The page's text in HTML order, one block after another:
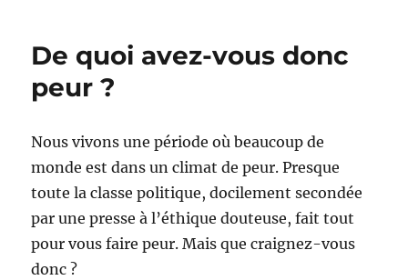
De quoi avez-vous donc
peur ?
Nous vivons une période où beaucoup de
monde est dans un climat de peur. Presque
toute la classe politique, docilement secondée
par une presse à l’éthique douteuse, fait tout
pour vous faire peur. Mais que craignez-vous
donc ?